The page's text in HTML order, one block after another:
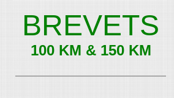
BREVETS
100 KM & 150 KM